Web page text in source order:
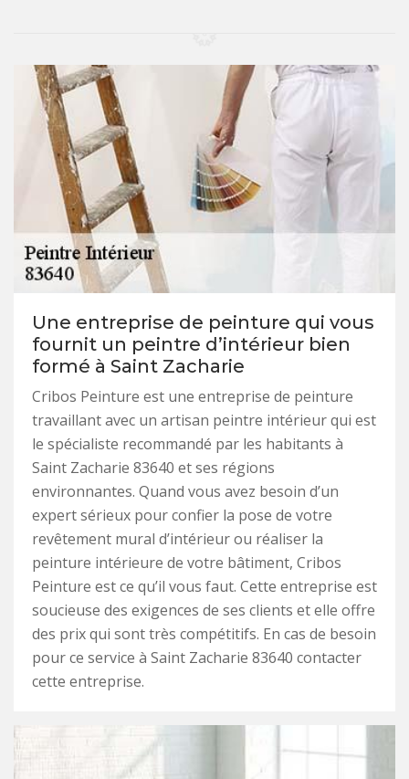
Une entreprise de peinture qui vous
fournit un peintre d’intérieur bien
formé à Saint Zacharie
Cribos Peinture est une entreprise de peinture
travaillant avec un artisan peintre intérieur qui est
le spécialiste recommandé par les habitants à
Saint Zacharie 83640 et ses régions
environnantes. Quand vous avez besoin d’un
expert sérieux pour confier la pose de votre
revêtement mural d’intérieur ou réaliser la
peinture intérieure de votre bâtiment, Cribos
Peinture est ce qu’il vous faut. Cette entreprise est
soucieuse des exigences de ses clients et elle offre
des prix qui sont très compétitifs. En cas de besoin
pour ce service à Saint Zacharie 83640 contacter
cette entreprise.